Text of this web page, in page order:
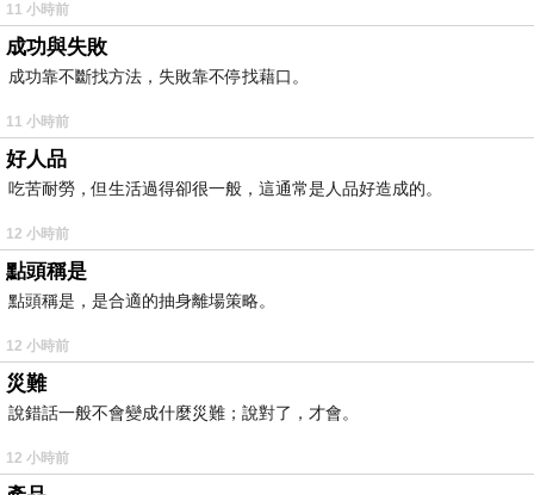
11 小時前
成功與失敗
成功靠不斷找方法，失敗靠不停找藉口。
11 小時前
好人品
吃苦耐勞，但生活過得卻很一般，這通常是人品好造成的。
12 小時前
點頭稱是
點頭稱是，是合適的抽身離場策略。
12 小時前
災難
說錯話一般不會變成什麼災難；說對了，才會。
12 小時前